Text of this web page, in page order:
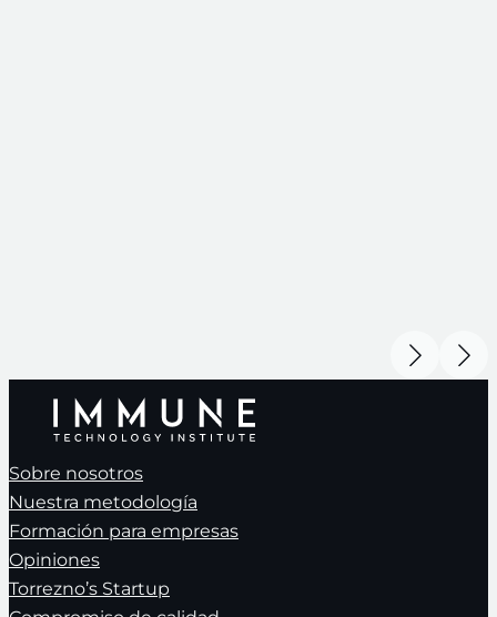
Sobre nosotros
Nuestra metodología
Formación para empresas
Opiniones
Torrezno’s Startup